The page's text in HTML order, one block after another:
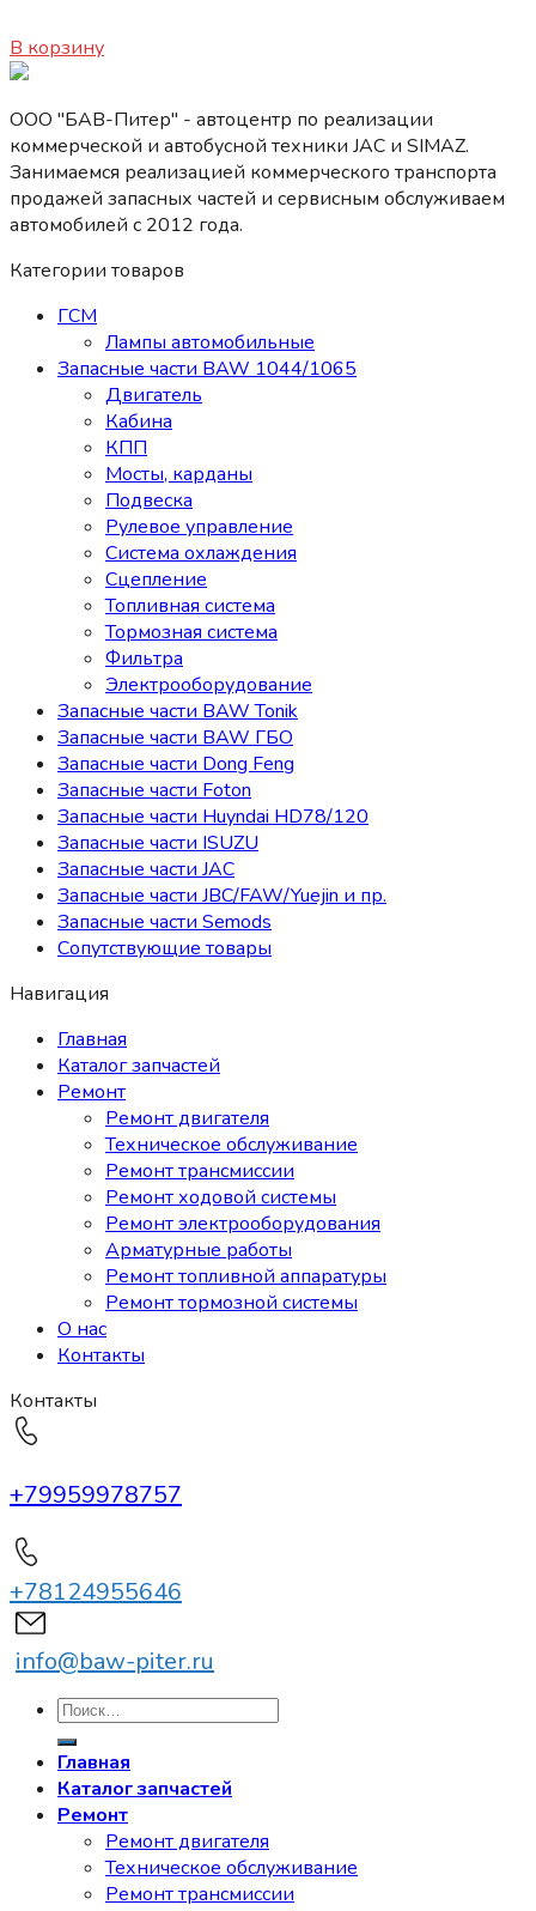
В корзину
ООО "БАВ-Питер" - автоцентр по реализации
коммерческой и автобусной техники JAC и SIMAZ.
Занимаемся реализацией коммерческого транспорта
продажей запасных частей и сервисным обслуживаем
автомобилей c 2012 года.
Категории товаров
ГСМ
Лампы автомобильные
Запасные части BAW 1044/1065
Двигатель
Кабина
КПП
Мосты, карданы
Подвеска
Рулевое управление
Система охлаждения
Сцепление
Топливная система
Тормозная система
Фильтра
Электрооборудование
Запасные части BAW Tonik
Запасные части BAW ГБО
Запасные части Dong Feng
Запасные части Foton
Запасные части Huyndai HD78/120
Запасные части ISUZU
Запасные части JAC
Запасные части JBC/FAW/Yuejin и пр.
Запасные части Semods
Сопутствующие товары
Навигация
Главная
Каталог запчастей
Ремонт
Ремонт двигателя
Техническое обслуживание
Ремонт трансмиссии
Ремонт ходовой системы
Ремонт электрооборудования
Арматурные работы
Ремонт топливной аппаратуры
Ремонт тормозной системы
О нас
Контакты
Контакты
+79959978757
+78124955646
info@baw-piter.ru
Искать:
Главная
Каталог запчастей
Ремонт
Ремонт двигателя
Техническое обслуживание
Ремонт трансмиссии